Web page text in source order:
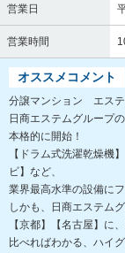
営業日
営業時間
オススメコメント
分譲マンション エステ
日商エステムグループ
本格的に開始！
【ドラム式洗濯乾燥機
ビ】など、
業界最高水準の設備に
しかも、日商エステム
【京都】【名古屋】に
比べればわかる、ハイ